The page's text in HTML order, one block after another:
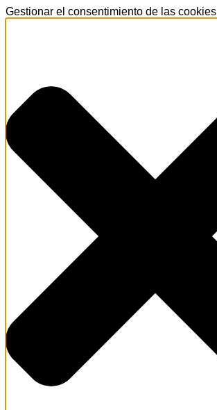
Gestionar el consentimiento de las cookies